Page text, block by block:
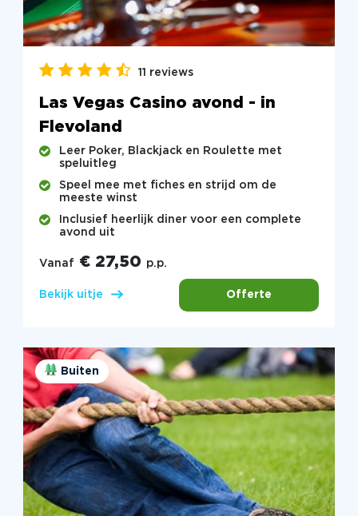
11 reviews
Las Vegas Casino avond - in
Flevoland
Leer Poker, Blackjack en Roulette met
speluitleg
Speel mee met fiches en strijd om de
meeste winst
Inclusief heerlijk diner voor een complete
avond uit
Vanaf € 27,50 p.p.
Bekijk uitje Offerte
Buiten